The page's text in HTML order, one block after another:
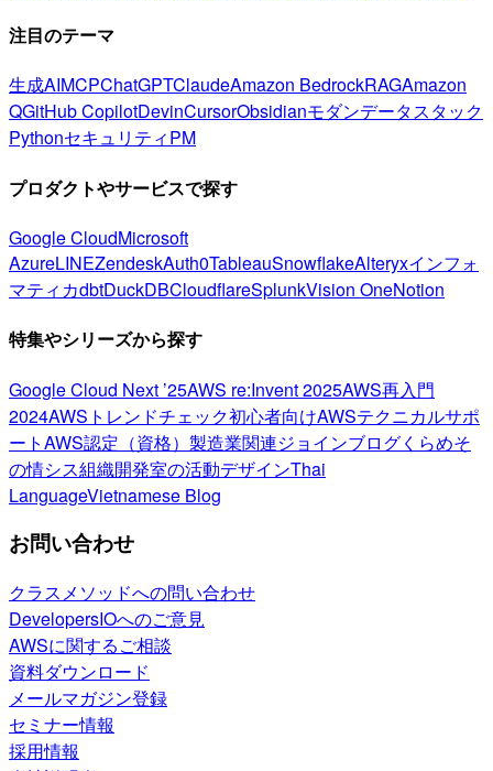
注目のテーマ
生成AIMCPChatGPTClaudeAmazon BedrockRAGAmazon
QGitHub CopilotDevinCursorObsidianモダンデータスタック
PythonセキュリティPM
プロダクトやサービスで探す
Google CloudMicrosoft
AzureLINEZendeskAuth0TableauSnowflakeAlteryxインフォ
マティカdbtDuckDBCloudflareSplunkVision OneNotion
特集やシリーズから探す
Google Cloud Next ’25AWS re:Invent 2025AWS再入門
2024AWSトレンドチェック初心者向けAWSテクニカルサポ
ートAWS認定（資格） 製造業関連ジョインブログくらめそ
の情シス組織開発室の活動デザインThai
LanguageVietnamese Blog
お問い合わせ
クラスメソッドへの問い合わせ
DevelopersIOへのご意見
AWSに関するご相談
資料ダウンロード
メールマガジン登録
セミナー情報
採用情報